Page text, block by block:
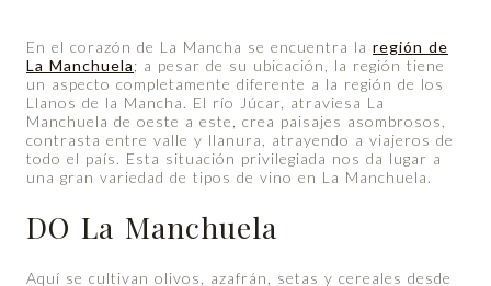
En el corazón de La Mancha se encuentra la región de
La Manchuela; a pesar de su ubicación, la región tiene
un aspecto completamente diferente a la región de los
Llanos de la Mancha. El río Júcar, atraviesa La
Manchuela de oeste a este, crea paisajes asombrosos,
contrasta entre valle y llanura, atrayendo a viajeros de
todo el país. Esta situación privilegiada nos da lugar a
una gran variedad de tipos de vino en La Manchuela.
DO La Manchuela
Aquí se cultivan olivos, azafrán, setas y cereales desde